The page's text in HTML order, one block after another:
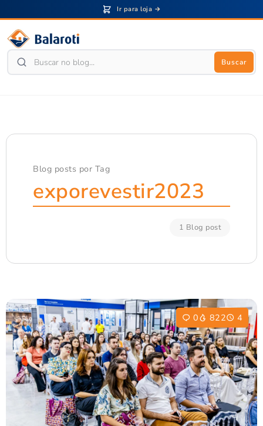
Ir para loja →
Buscar
Blog posts por Tag
exporevestir2023
1 Blog post
0 822 4